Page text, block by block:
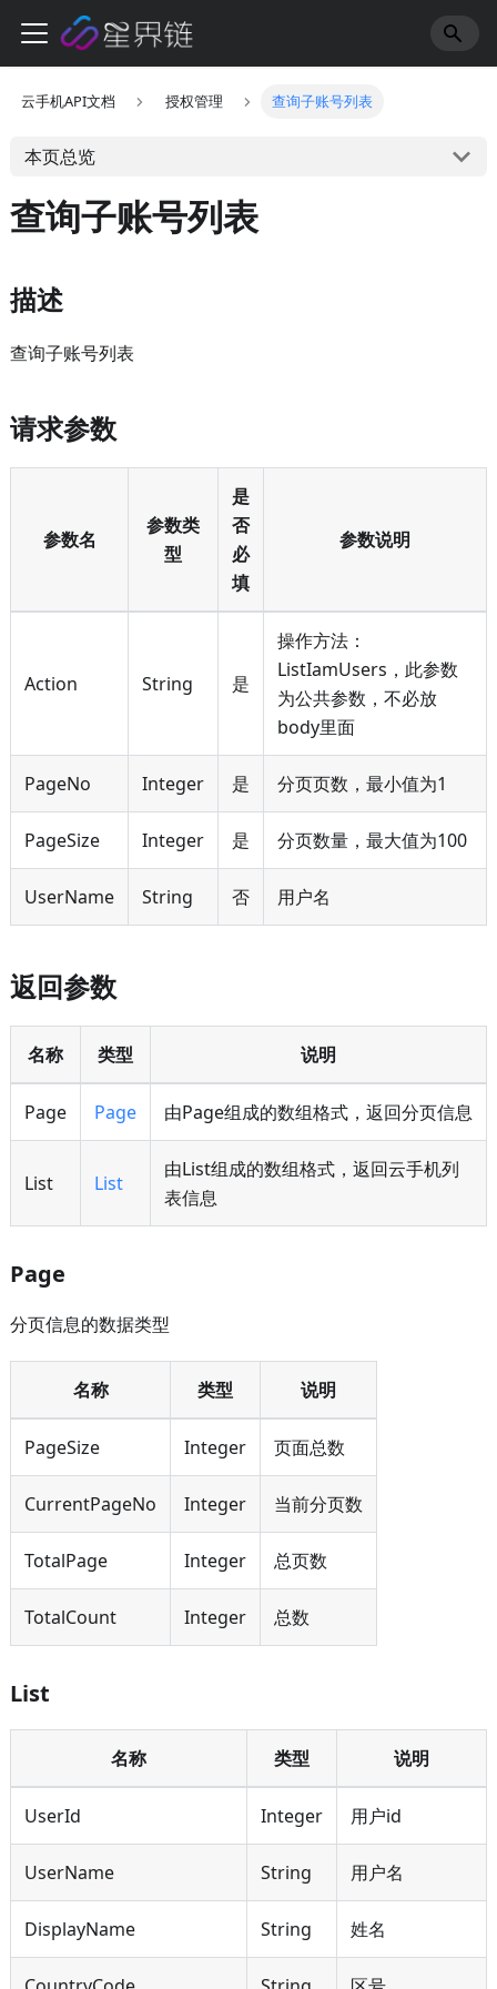
云手机API文档 授权管理 查询子账号列表
本页总览
查询子账号列表
描述
查询子账号列表
请求参数
参数名
参数类
型
是
否
必
填
参数说明
Action String 是
操作方法：
ListIamUsers，此参数
为公共参数，不必放
body里面
PageNo Integer 是 分页页数，最小值为1
PageSize Integer 是 分页数量，最大值为100
UserName String 否 用户名
返回参数
名称 类型 说明
Page Page 由Page组成的数组格式，返回分页信息
List List
由List组成的数组格式，返回云手机列
表信息
Page
分页信息的数据类型
名称 类型 说明
PageSize Integer 页面总数
CurrentPageNo Integer 当前分页数
TotalPage Integer 总页数
TotalCount Integer 总数
List
名称 类型 说明
UserId Integer 用户id
UserName String 用户名
DisplayName String 姓名